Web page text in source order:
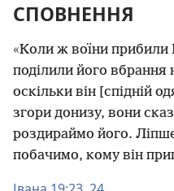
СПОВНЕННЯ
«Коли ж воїни прибили
поділили його вбрання
оскільки він [спідній
згори донизу, вони
роздираймо його.
побачимо, кому він